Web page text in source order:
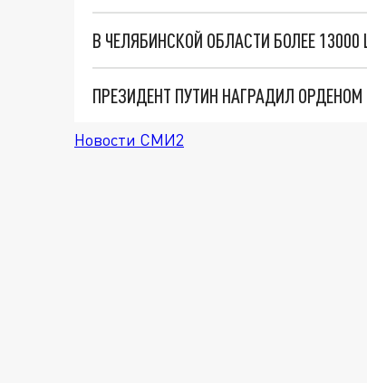
В ЧЕЛЯБИНСКОЙ ОБЛАСТИ БОЛЕЕ
ПРЕЗИДЕНТ ПУТИН НАГРАДИЛ
Новости СМИ2